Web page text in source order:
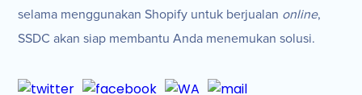
selama menggunakan Shopify untuk berjualan online,
SSDC akan siap membantu Anda menemukan solusi.